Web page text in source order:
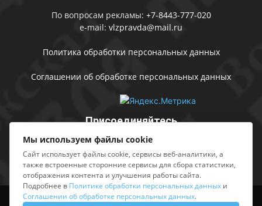
По вопросам рекламы: +7-8443-777-020
e-mail: vlzpravda@mail.ru
Политика обработки персональных данных
Соглашении об обработке персональных данных
Присоединяйтесь
Выходные данные Sing in
Мы используем файлы cookie
Сайт использует файлы cookie, сервисы веб-аналитики, а
также встроенные сторонние сервисы для сбора статистики,
отображения контента и улучшения работы сайта.
Подробнее в Политике обработки персональных данных и
Соглашении об обработке персональных данных.